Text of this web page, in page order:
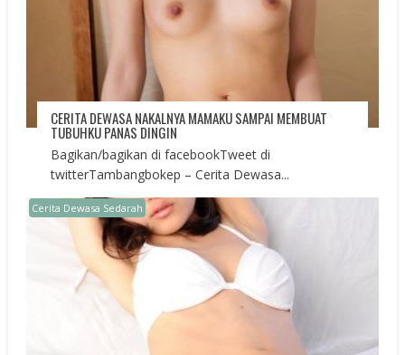
CERITA DEWASA NAKALNYA MAMAKU SAMPAI MEMBUAT
TUBUHKU PANAS DINGIN
Bagikan/bagikan di facebookTweet di
twitterTambangbokep – Cerita Dewasa...
Cerita Dewasa Sedarah